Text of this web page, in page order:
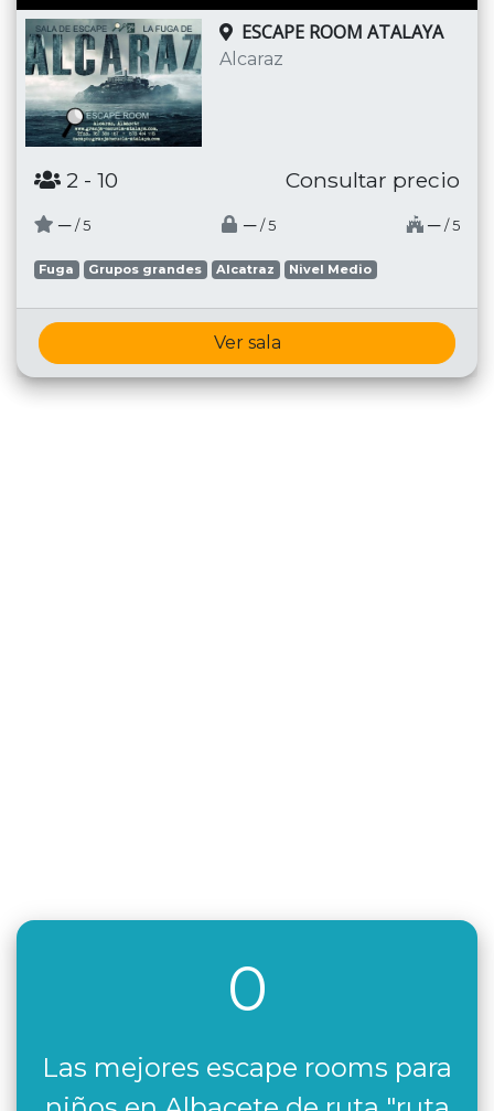
ESCAPE ROOM ATALAYA
Alcaraz
2 - 10 Consultar precio
─ / 5 ─ / 5 ─ / 5
Fuga Grupos grandes Alcatraz Nivel Medio
Ver sala
0
Las mejores escape rooms para